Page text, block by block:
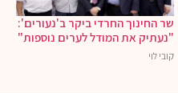
שר החינוך החרדי ביקר ב'נעורים':
"נעתיק את המודל לערים נוספות"
קובי לוי